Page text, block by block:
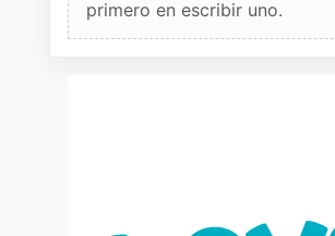
primero en escribir uno.